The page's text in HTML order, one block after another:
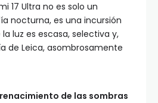
17 Ultra no es solo un
nocturna, es una incursión
luz es escasa, selectiva y,
de Leica, asombrosamente
de las sombras